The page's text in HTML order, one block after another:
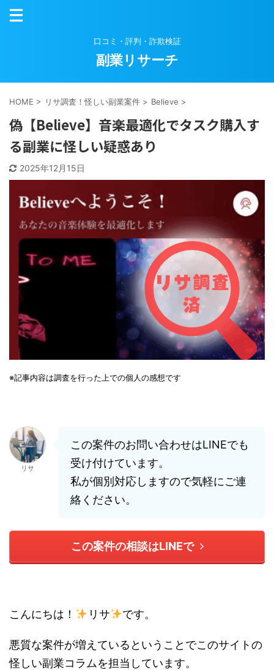
口コミ・評判・詐欺検証
副業リサーチ
HOME > リサ調査！怪しい副業案件 > Believe >
偽【Believe】音楽最適化でタスク購入す
る副業に怪しい疑惑あり
2025年12月15日
※記事内容は調査を行った上での個人の感想です
リサ
この案件のお問い合わせはLINEでも
受け付けています。
私が個別対応しますので気軽にご連
絡ください。
この案件の相談はLINEで
こんにちは！ リサ です。
悪質な案件が増えているということでこのサイトの
怪しい副業コラムを担当しています。